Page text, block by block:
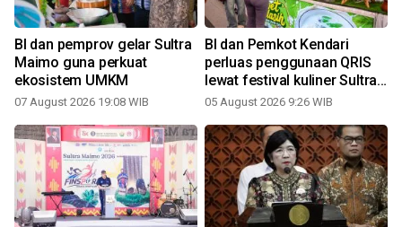
BI dan pemprov gelar Sultra
Maimo guna perkuat
ekosistem UMKM
07 August 2026 19:08 WIB
BI dan Pemkot Kendari
perluas penggunaan QRIS
lewat festival kuliner Sultra
Maimo
05 August 2026 9:26 WIB